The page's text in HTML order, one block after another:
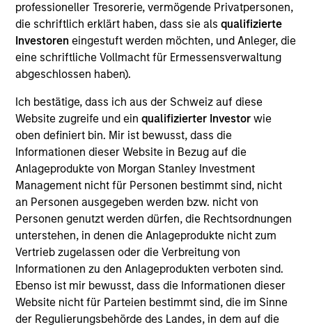
professioneller Tresorerie, vermögende Privatpersonen,
die schriftlich erklärt haben, dass sie alsqualifizierte
Investoren eingestuft werden möchten, und Anleger, die
eine schriftliche Vollmacht für Ermessensverwaltung
abgeschlossen haben).
Ich bestätige, dass ich aus der Schweiz auf diese
Website zugreife und ein qualifizierter Investor wie
oben definiert bin. Mir ist bewusst, dass die
Informationen dieser Website in Bezug auf die
Anlageprodukte von Morgan Stanley Investment
Management nicht für Personen bestimmt sind, nicht
an Personen ausgegeben werden bzw. nicht von
Personen genutzt werden dürfen, die Rechtsordnungen
unterstehen, in denen die Anlageprodukte nicht zum
Vertrieb zugelassen oder die Verbreitung von
Informationen zu den Anlageprodukten verboten sind.
Ebenso ist mir bewusst, dass die Informationen dieser
Website nicht für Parteien bestimmt sind, die im Sinne
der Regulierungsbehörde des Landes, in dem auf die
As of July 25, 2025. The above is provided for informational
and educational purposes only. There is no guarantee that
the investment mentioned resulted in positive performance
(for realized holdings), or will perform well in the future (for
are the property of their respective owners. The information
on this website has not been authorized, sponsored, or
otherwise approved by such owners. By clicking on any
links shown here, you agree that you are navigating to a
third party site. We are providing these hyperlinks to you
only as a convenience and the inclusion of any hyperlink is
not and does not imply any endorsement, approval,
investigation, verification or monitoring by us of any
information contained in any hyperlinked site. In no event
shall we be responsible for the information contained on
the site or your use of such site.